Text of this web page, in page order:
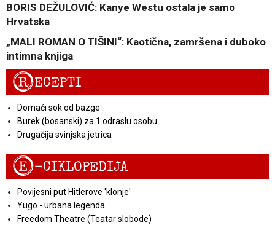
BORIS DEŽULOVIĆ: Kanye Westu ostala je samo
Hrvatska
„MALI ROMAN O TIŠINI“: Kaotična, zamršena i duboko
intimna knjiga
RECEPTI
Domaći sok od bazge
Burek (bosanski) za 1 odraslu osobu
Drugačija svinjska jetrica
E-CIKLOPEDIJA
Povijesni put Hitlerove 'klonje'
Yugo - urbana legenda
Freedom Theatre (Teatar slobode)